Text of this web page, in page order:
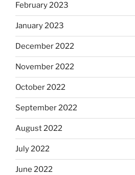
February 2023
January 2023
December 2022
November 2022
October 2022
September 2022
August 2022
July 2022
June 2022